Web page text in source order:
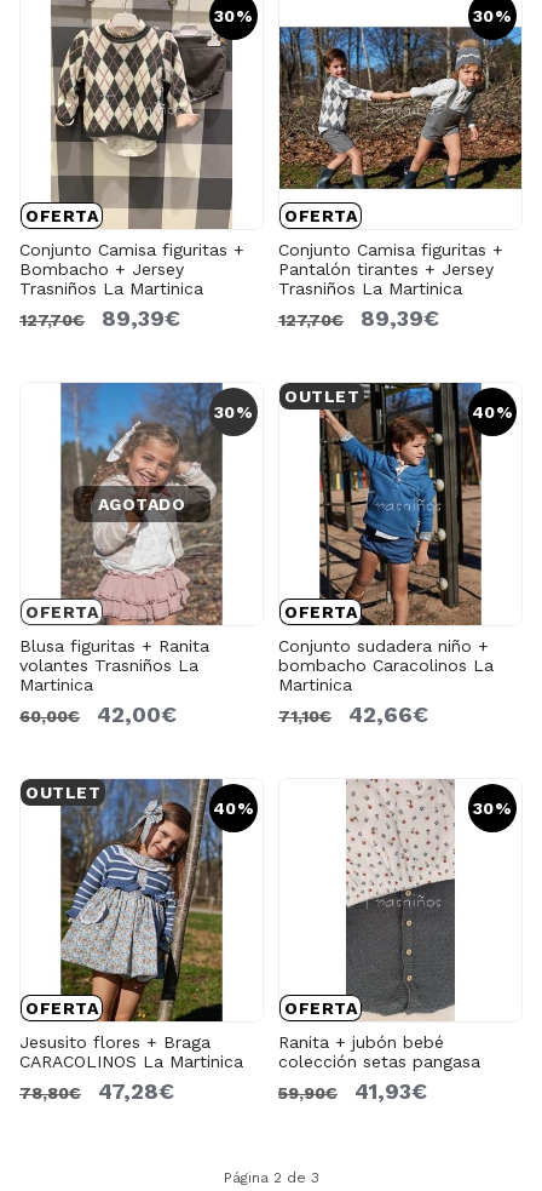
30%
OFERTA
Conjunto Camisa figuritas +
Bombacho + Jersey
Trasniños La Martinica
127,70€
89,39€
30%
OFERTA
Conjunto Camisa figuritas +
Pantalón tirantes + Jersey
Trasniños La Martinica
127,70€
89,39€
30%
OFERTA
AGOTADO
Blusa figuritas + Ranita
volantes Trasniños La
Martinica
60,00€
42,00€
40%
OFERTA
OUTLET
Conjunto sudadera niño +
bombacho Caracolinos La
Martinica
71,10€
42,66€
40%
OFERTA
OUTLET
Jesusito flores + Braga
CARACOLINOS La Martinica
78,80€
47,28€
30%
OFERTA
Ranita + jubón bebé
colección setas pangasa
59,90€
41,93€
Página 2 de 3